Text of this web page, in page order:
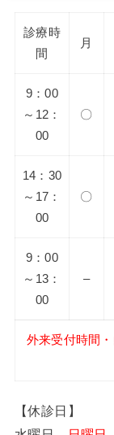
診療時
間
月
9：00
～12：
00
〇
14：30
～17：
00
〇
9：00
～13：
00
–
外来受付時間
【休診日】